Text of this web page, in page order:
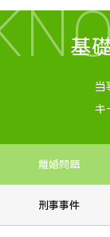
基
当
キ
離婚問題
刑事事件